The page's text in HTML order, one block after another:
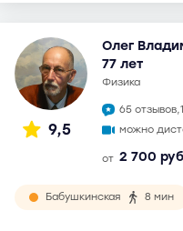
9,5
Олег
77 лет
физика
65 отзывов,
можно
от 2 700
Бабушкинская 8 мин